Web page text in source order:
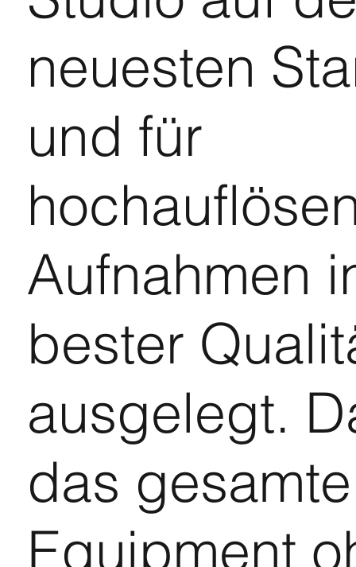
neuesten
und für
Aufnahmen
bester
ausgelegt.
das gesamte
Equipment